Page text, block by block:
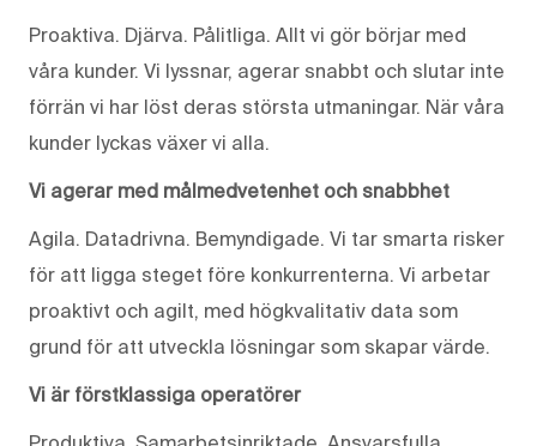
Proaktiva. Djärva. Pålitliga. Allt vi gör börjar med
våra kunder. Vi lyssnar, agerar snabbt och slutar inte
förrän vi har löst deras största utmaningar. När våra
kunder lyckas växer vi alla.
Vi agerar med målmedvetenhet och snabbhet
Agila. Datadrivna. Bemyndigade. Vi tar smarta risker
för att ligga steget före konkurrenterna. Vi arbetar
proaktivt och agilt, med högkvalitativ data som
grund för att utveckla lösningar som skapar värde.
Vi är förstklassiga operatörer